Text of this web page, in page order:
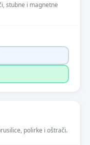
stubne i magnetne
polirke i oštrači.